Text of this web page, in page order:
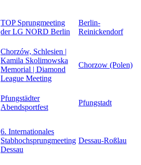
TOP Sprungmeeting
der LG NORD Berlin
Berlin-
Reinickendorf
Chorzów, Schlesien |
Kamila Skolimowska
Memorial | Diamond
League Meeting
Chorzow (Polen)
Pfungstädter
Abendsportfest
Pfungstadt
6. Internationales
Stabhochsprungmeeting
Dessau
Dessau-Roßlau